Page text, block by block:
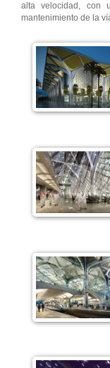
alta velocidad, con
mantenimiento de la